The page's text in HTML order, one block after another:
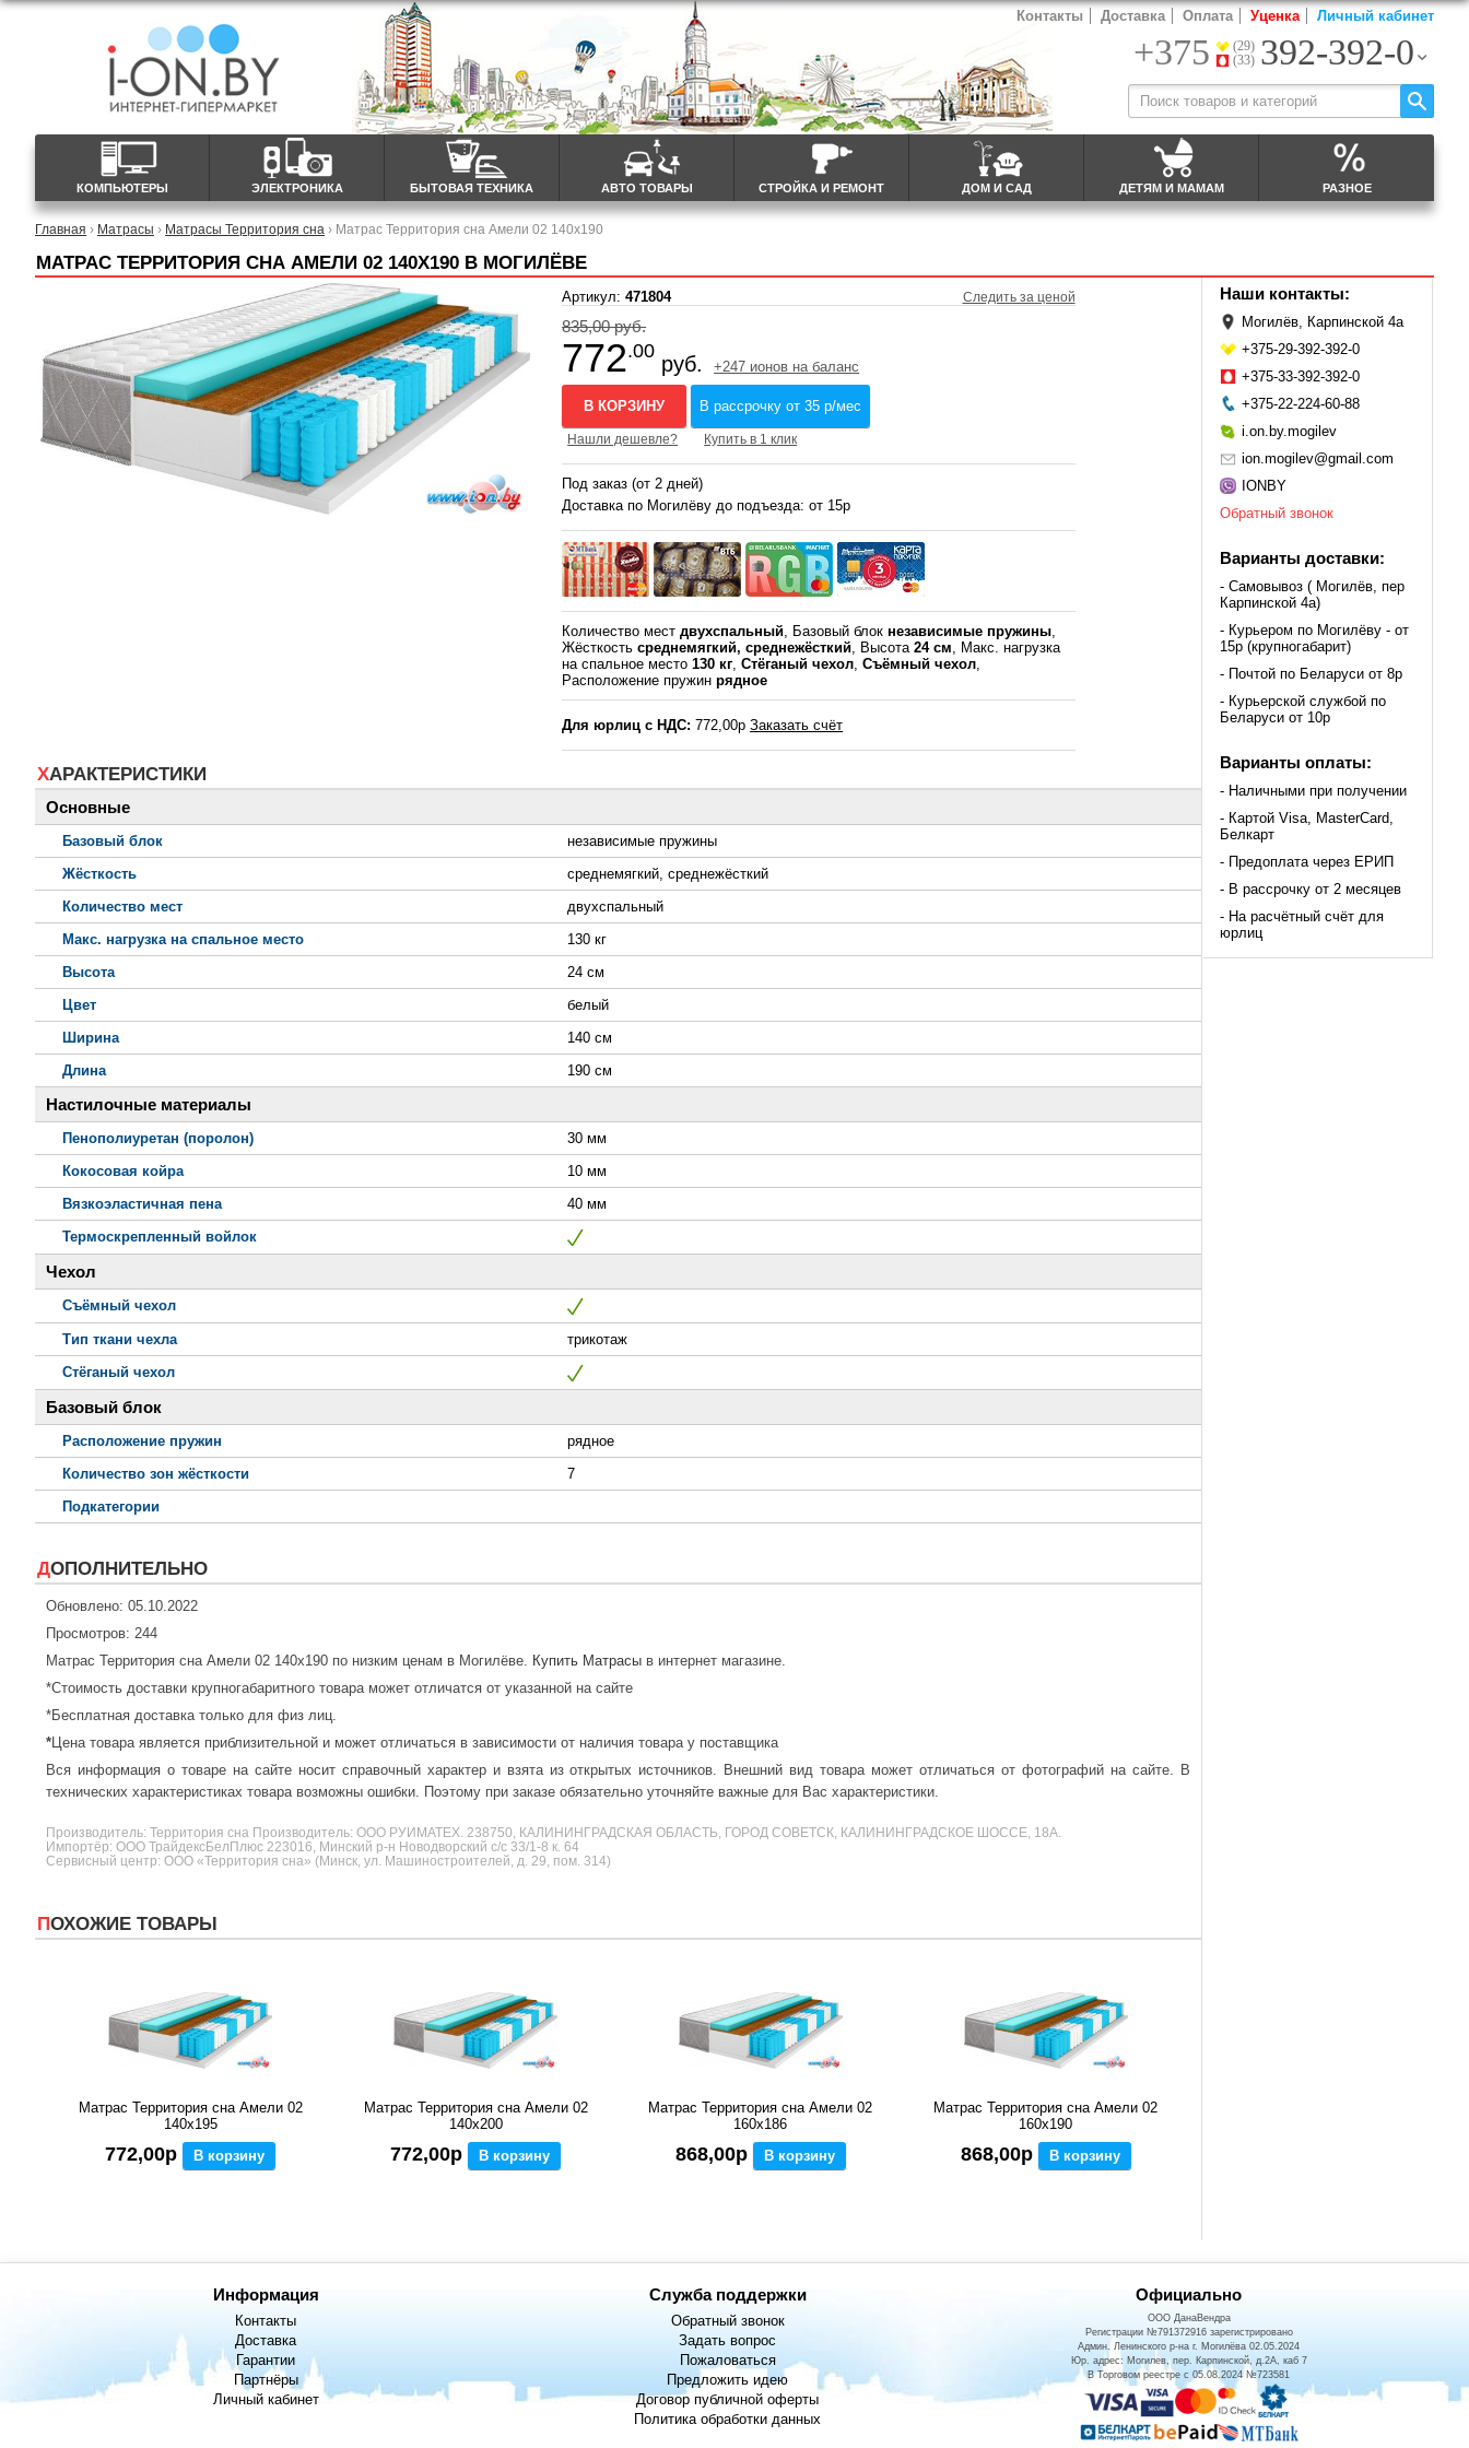
КОМПЬЮТЕРЫ ЭЛЕКТРОНИКА БЫТОВАЯ ТЕХНИКА АВТО ТОВАРЫ СТРОЙКА И РЕМОНТ ДОМ И САД ДЕТЯМ И МАМАМ РАЗНОЕ
Контакты Доставка Оплата Уценка Личный кабинет
+375
(29)
(33) 392-392-0
Главная › Матрасы › Матрасы Территория сна › Матрас Территория сна Амели 02 140x190
МАТРАС ТЕРРИТОРИЯ СНА АМЕЛИ 02 140X190 В МОГИЛЁВЕ
Артикул:471804 Следить за ценой
835,00 руб.
772.00
руб. +247 ионов на баланс
В КОРЗИНУ В рассрочку от 35 р/мес
Нашли дешевле? Купить в 1 клик
Под заказ (от 2 дней)
Доставка по Могилёву до подъезда: от 15р
Количество местдвухспальный, Базовый блокнезависимые пружины,
Жёсткостьсреднемягкий, среднежёсткий, Высота24 см, Макс. нагрузка
на спальное место130 кг,Стёганый чехол,Съёмный чехол,
Расположение пружинрядное
Для юрлиц с НДС: 772,00рЗаказать счёт
ХАРАКТЕРИСТИКИ
Основные
Базовый блок
независимые пружины
Жёсткость
среднемягкий, среднежёсткий
Количество мест
двухспальный
Макс. нагрузка на спальное место
130 кг
Высота
24 см
Цвет
белый
Ширина
140 см
Длина
190 см
Настилочные материалы
Пенополиуретан (поролон)
30 мм
Кокосовая койра
10 мм
Вязкоэластичная пена
40 мм
Термоскрепленный войлок
Чехол
Съёмный чехол
Тип ткани чехла
трикотаж
Стёганый чехол
Базовый блок
Расположение пружин
рядное
Количество зон жёсткости
7
Подкатегории
ДОПОЛНИТЕЛЬНО
Обновлено: 05.10.2022
Просмотров: 244
Матрас Территория сна Амели 02 140x190 по низким ценам в Могилёве. Купить Матрасы в интернет магазине.
*Стоимость доставки крупногабаритного товара может отличатся от указанной на сайте
*Бесплатная доставка только для физ лиц.
*Цена товара является приблизительной и может отличаться в зависимости от наличия товара у поставщика
Вся информация о товаре на сайте носит справочный характер и взята из открытых источников. Внешний вид товара может отличаться от фотографий на сайте. В
технических характеристиках товара возможны ошибки. Поэтому при заказе обязательно уточняйте важные для Вас характеристики.
Производитель: Территория сна Производитель: ООО РУИМАТЕХ. 238750, КАЛИНИНГРАДСКАЯ ОБЛАСТЬ, ГОРОД СОВЕТСК, КАЛИНИНГРАДСКОЕ ШОССЕ, 18А.
Импортёр: ООО ТрайдексБелПлюс 223016, Минский р-н Новодворский с/с 33/1-8 к. 64
Сервисный центр: ООО «Территория сна» (Минск, ул. Машиностроителей, д. 29, пом. 314)
ПОХОЖИЕ ТОВАРЫ
Матрас Территория сна Амели 02
140x195
772,00р В корзину
Матрас Территория сна Амели 02
140x200
772,00р В корзину
Матрас Территория сна Амели 02
160x186
868,00р В корзину
Матрас Территория сна Амели 02
160x190
868,00р В корзину
Наши контакты:
Могилёв, Карпинской 4а
+375-29-392-392-0
+375-33-392-392-0
+375-22-224-60-88
i.on.by.mogilev
ion.mogilev@gmail.com
IONBY
Обратный звонок
Варианты доставки:
- Самовывоз ( Могилёв, пер
Карпинской 4а)
- Курьером по Могилёву - от
15р (крупногабарит)
- Почтой по Беларуси от 8р
- Курьерской службой по
Беларуси от 10р
Варианты оплаты:
- Наличными при получении
- Картой Visa, MasterCard,
Белкарт
- Предоплата через ЕРИП
- В рассрочку от 2 месяцев
- На расчётный счёт для
юрлиц
Информация
Контакты
Доставка
Гарантии
Партнёры
Личный кабинет
Служба поддержки
Обратный звонок
Задать вопрос
Пожаловаться
Предложить идею
Договор публичной оферты
Политика обработки данных
Официально
ООО ДанаВендра
Регистрации №791372916 зарегистрировано
Админ. Ленинского р-на г. Могилёва 02.05.2024
Юр. адрес: Могилев, пер. Карпинской, д.2А, каб 7
В Торговом реестре с 05.08.2024 №723581